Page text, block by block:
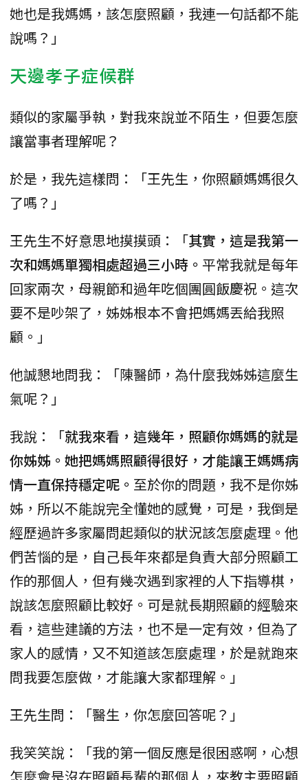
她也是我媽媽，該怎麼照顧，我連一句話都不能
說嗎？」
天邊孝子症候群
類似的家屬爭執，對我來說並不陌生，但要怎麼
讓當事者理解呢？
於是，我先這樣問：「王先生，你照顧媽媽很久
了嗎？」
王先生不好意思地摸摸頭：「其實，這是我第一
次和媽媽單獨相處超過三小時。 平常我就是每年
回家兩次，母親節和過年吃個團圓飯慶祝。這次
要不是吵架了，姊姊根本不會把媽媽丟給我照
顧。」
他誠懇地問我：「陳醫師，為什麼我姊姊這麼生
氣呢？」
我說：「就我來看，這幾年，照顧你媽媽的就是
你姊姊。她把媽媽照顧得很好，才能讓王媽媽病
情一直保持穩定呢。 至於你的問題，我不是你姊
姊，所以不能說完全懂她的感覺，可是，我倒是
經歷過許多家屬問起類似的狀況該怎麼處理。他
們苦惱的是，自己長年來都是負責大部分照顧工
作的那個人，但有幾次遇到家裡的人下指導棋，
說該怎麼照顧比較好。可是就長期照顧的經驗來
看，這些建議的方法，也不是一定有效，但為了
家人的感情，又不知道該怎麼處理，於是就跑來
問我要怎麼做，才能讓大家都理解。」
王先生問：「醫生，你怎麼回答呢？」
我笑笑說：「我的第一個反應是很困惑啊，心想